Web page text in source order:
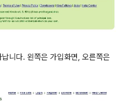
니다. 왼쪽은 가입화면, 오른쪽은